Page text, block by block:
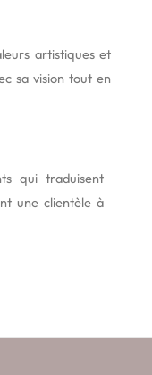
artistiques et
sa vision tout en
qui traduisent
une clientèle à